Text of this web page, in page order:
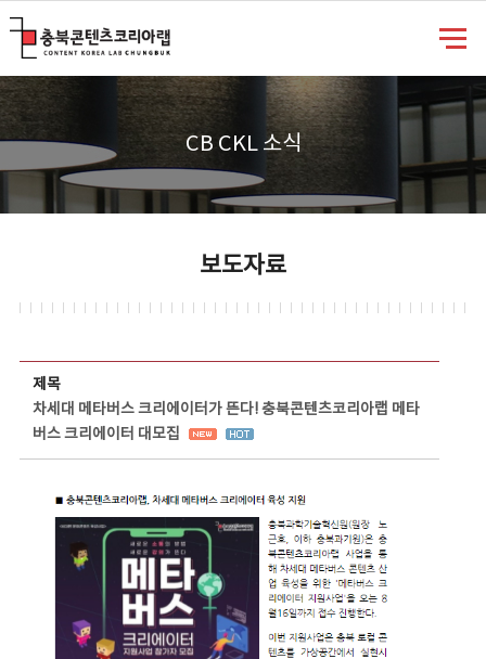
CB CKL 소식
보도자료
제목
차세대 메타버스 크리에이터가 뜬다! 충북콘텐츠코리아랩 메타
버스 크리에이터 대모집